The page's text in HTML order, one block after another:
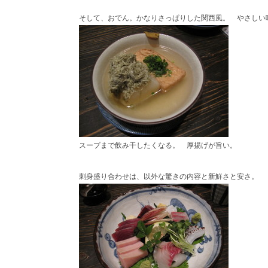
そして、おでん。かなりさっぱりした関西風。 やさしい
スープまで飲み干したくなる。 厚揚げが旨い。
刺身盛り合わせは、以外な驚きの内容と新鮮さと安さ。